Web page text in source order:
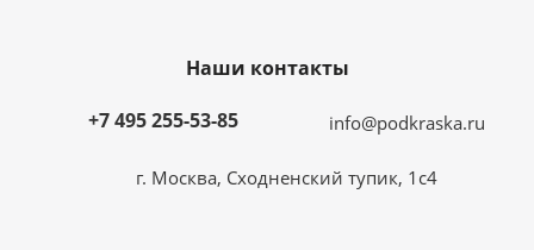
Наши контакты
+7 495 255-53-85
info@podkraska.ru
г. Москва, Сходненский тупик, 1с4